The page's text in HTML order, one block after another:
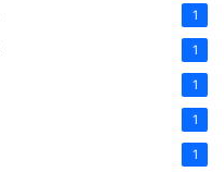
1
1
1
1
1